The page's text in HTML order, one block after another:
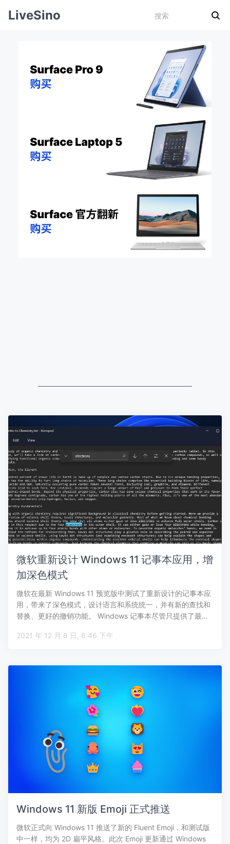
LiveSino
微软重新设计 Windows 11 记事本应用，增
加深色模式
微软在最新 Windows 11 预览版中测试了重新设计的记事本应
用，带来了深色模式，设计语言和系统统一，并有新的查找和
替换、更好的撤销功能。 Windows 记事本尽管只提供了最…
2021 年 12 月 8 日, 8:46 下午
Windows 11 新版 Emoji 正式推送
微软正式向 Windows 11 推送了新的 Fluent Emoji，和测试版
中一样，均为 2D 扁平风格。此次 Emoji 更新通过 Windows